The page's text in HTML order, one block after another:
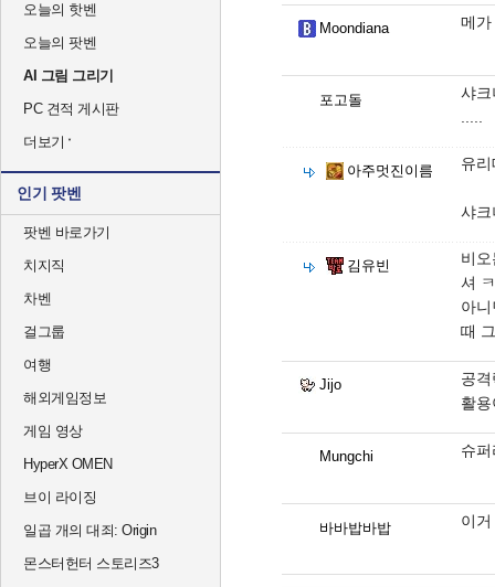
오늘의 핫벤
오늘의 팟벤
AI 그림 그리기
PC 견적 게시판
더보기
인기 팟벤
팟벤 바로가기
치지직
차벤
걸그룹
여행
해외게임정보
게임 영상
HyperX OMEN
브이 라이징
일곱 개의 대죄: Origin
몬스터헌터 스토리즈3
Moondiana 메가
포고돌
샤크
아주멋진이름 유
샤크
김유빈
비
셔
아
때
Jijo
공
활
Mungchi 슈
바바밥바밥 이